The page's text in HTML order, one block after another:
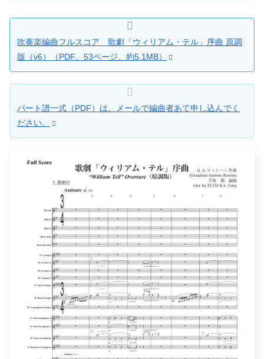
吹奏楽編曲フルスコア 歌劇「ウィリアム・テル」序曲 原調
版（v6）（PDF、53ページ、約5.1MB）
パート譜一式（PDF）は、メールで編曲者あて申し込んでく
ださい。